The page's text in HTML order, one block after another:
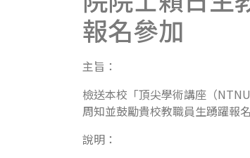
報名參加
主旨：
檢送本校「頂尖學術講座（
周知並鼓勵貴校教職員生踴躍報
說明：